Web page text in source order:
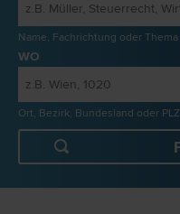
Name, Fachrichtung oder Thema
WO
Ort, Bezirk, Bundesland oder PLZ